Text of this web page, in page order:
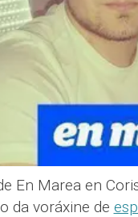
En Marea en
da voráxine de